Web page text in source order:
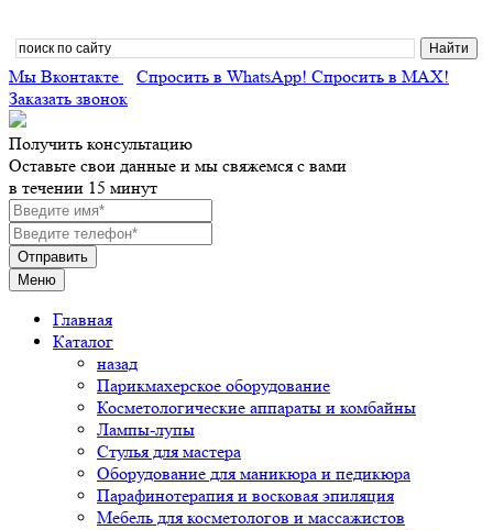
Мы Вконтакте Спросить в WhatsApp! Спросить в MAX!
Заказать звонок
Получить консультацию
Оставьте свои данные и мы свяжемся с вами
в течении 15 минут
Меню
Главная
Каталог
назад
Парикмахерское оборудование
Косметологические аппараты и комбайны
Лампы-лупы
Стулья для мастера
Оборудование для маникюра и педикюра
Парафинотерапия и восковая эпиляция
Мебель для косметологов и массажистов